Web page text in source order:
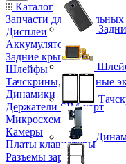
Каталог
Запчасти для мобильных
Дисплеи
Аккумуляторы
Задние крышки
Шлейфы
Тачскрины, сенсорные
Динамики
Держатели SIM-карт
Микросхемы
Камеры
Платы клавиатуры
Разъемы зарядки